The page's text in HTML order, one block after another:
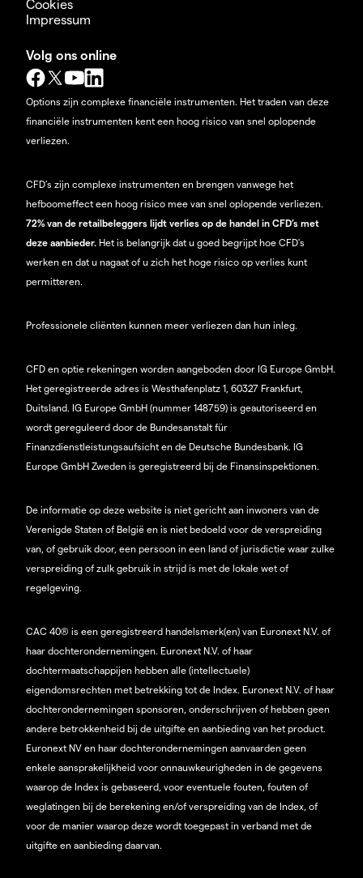
Cookies
Impressum
Volg ons online
Options zijn complexe financiële instrumenten. Het traden van deze
financiële instrumenten kent een hoog risico van snel oplopende
verliezen.
CFD’s zijn complexe instrumenten en brengen vanwege het
hefboomeffect een hoog risico mee van snel oplopende verliezen.
72% van de retailbeleggers lijdt verlies op de handel in CFD’s met
deze aanbieder. Het is belangrijk dat u goed begrijpt hoe CFD's
werken en dat u nagaat of u zich het hoge risico op verlies kunt
permitteren.
Professionele cliënten kunnen meer verliezen dan hun inleg.
CFD en optie rekeningen worden aangeboden door IG Europe GmbH.
Het geregistreerde adres is Westhafenplatz 1, 60327 Frankfurt,
Duitsland. IG Europe GmbH (nummer 148759) is geautoriseerd en
wordt gereguleerd door de Bundesanstalt für
Finanzdienstleistungsaufsicht en de Deutsche Bundesbank. IG
Europe GmbH Zweden is geregistreerd bij de Finansinspektionen.
De informatie op deze website is niet gericht aan inwoners van de
Verenigde Staten of België en is niet bedoeld voor de verspreiding
van, of gebruik door, een persoon in een land of jurisdictie waar zulke
verspreiding of zulk gebruik in strijd is met de lokale wet of
regelgeving.
CAC 40® is een geregistreerd handelsmerk(en) van Euronext N.V. of
haar dochterondernemingen. Euronext N.V. of haar
dochtermaatschappijen hebben alle (intellectuele)
eigendomsrechten met betrekking tot de Index. Euronext N.V. of haar
dochterondernemingen sponsoren, onderschrijven of hebben geen
andere betrokkenheid bij de uitgifte en aanbieding van het product.
Euronext NV en haar dochterondernemingen aanvaarden geen
enkele aansprakelijkheid voor onnauwkeurigheden in de gegevens
waarop de Index is gebaseerd, voor eventuele fouten, fouten of
weglatingen bij de berekening en/of verspreiding van de Index, of
voor de manier waarop deze wordt toegepast in verband met de
uitgifte en aanbieding daarvan.